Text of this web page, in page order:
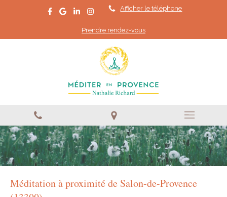
Afficher le téléphone
Prendre rendez-vous
Méditation à proximité de Salon-de-Provence